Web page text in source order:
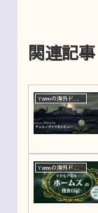
関連記事
Yamoの海外ドラマレビュー